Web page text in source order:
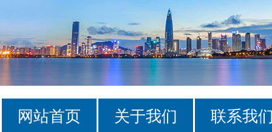
网站首页 关于我们 联系我